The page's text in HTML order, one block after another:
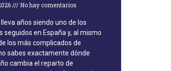
No hay comentarios
años siendo uno de los
seguidos en España y, al mismo
los más complicados de
sabes exactamente dónde
cambia el reparto de